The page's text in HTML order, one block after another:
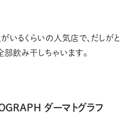
いるくらいの人気店で、だしがと
部飲み干しちゃいます。
ダーマトグラフ